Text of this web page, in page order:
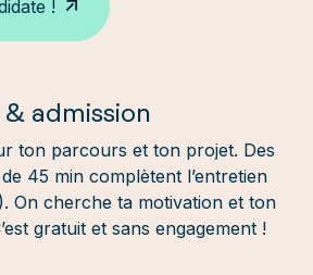
!
admission
ton parcours et ton projet. Des
45 min complètent l’entretien
On cherche ta motivation et ton
gratuit et sans engagement !